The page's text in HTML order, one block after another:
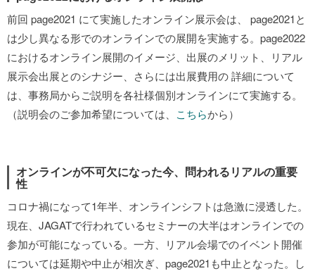
前回 page2021 にて実施したオンライン展示会は、 page2021と
は少し異なる形でのオンラインでの展開を実施する。page2022
におけるオンライン展開のイメージ、出展のメリット、リアル
展示会出展とのシナジー、さらには出展費用の 詳細について
は、事務局からご説明を各社様個別オンラインにて実施する。
（説明会のご参加希望については、 こちらから）
オンラインが不可欠になった今、問われるリアルの重要
性
コロナ禍になって1年半、オンラインシフトは急激に浸透した。
現在、JAGATで行われているセミナーの大半はオンラインでの
参加が可能になっている。一方、リアル会場でのイベント開催
については延期や中止が相次ぎ、page2021も中止となった。し